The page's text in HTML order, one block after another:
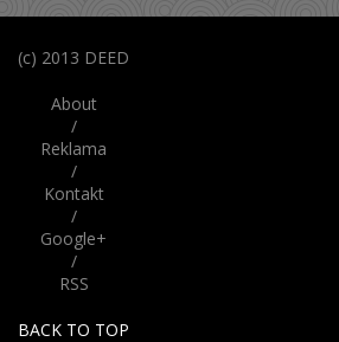
(c) 2013 DEED
About
/
Reklama
/
Kontakt
/
Google+
/
RSS
BACK TO TOP